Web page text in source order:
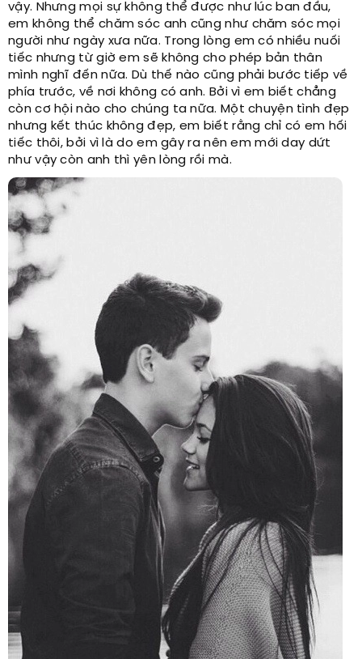
vậy. Nhưng mọi sự không thể được như lúc ban đầu,
em không thể chăm sóc anh cũng như chăm sóc mọi
người như ngày xưa nữa. Trong lòng em có nhiều nuối
tiếc nhưng từ giờ em sẽ không cho phép bản thân
mình nghĩ đến nữa. Dù thế nào cũng phải bước tiếp về
phía trước, về nơi không có anh. Bởi vì em biết chẳng
còn cơ hội nào cho chúng ta nữa. Một chuyện tình đẹp
nhưng kết thúc không đẹp, em biết rằng chỉ có em hối
tiếc thôi, bởi vì là do em gây ra nên em mới day dứt
như vậy còn anh thì yên lòng rồi mà.